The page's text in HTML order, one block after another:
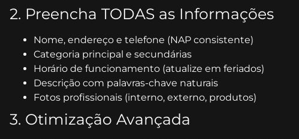
2. Preencha TODAS as Informações
Nome, endereço e telefone (NAP consistente)
Categoria principal e secundárias
Horário de funcionamento (atualize em feriados)
Descrição com palavras-chave naturais
Fotos profissionais (interno, externo, produtos)
3. Otimização Avançada